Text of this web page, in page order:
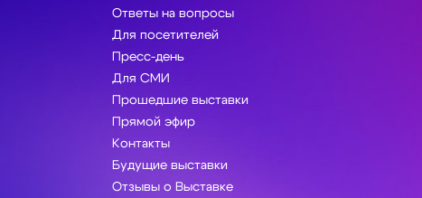
Ответы на вопросы
Для посетителей
Пресс-день
Для СМИ
Прошедшие выставки
Прямой эфир
Контакты
Будущие выставки
Отзывы о Выставке